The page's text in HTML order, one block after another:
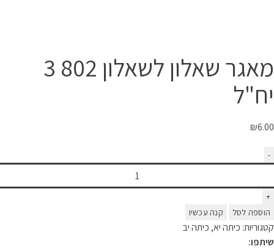
מאגר שאלון לשאלון 802 3
יח"ל
₪6.00
הוספה לסל קנה עכשיו
קטגוריות: כיתה יא, כיתה יב
שיתפו: